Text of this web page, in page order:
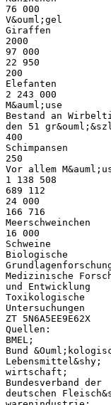
76 000
V&ouml;gel
Giraffen
2000
97 000
22 950
200
Elefanten
2 243 000
M&auml;use
Bestand an
den 51
400
Schimpansen
250
Vor allem
1 138 508
689 112
24 000
166 716
Meerschweinchen
16 000
Schweine
Biologische
Medizinische
und Entwicklung
Toxikologische
Untersuchungen
ZT 5N6A5EE9E62X
Quellen:
BMEL;
Bund
Lebensmittel&shy;
wirtschaft;
Bundesverband der
deutschen